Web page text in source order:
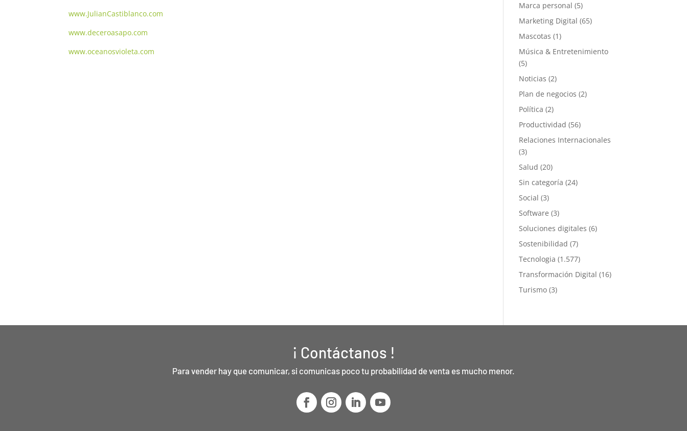
www.JulianCastiblanco.com
www.deceroasapo.com
www.oceanosvioleta.com
Marca personal (5)
Marketing Digital (65)
Mascotas (1)
Música & Entretenimiento
(5)
Noticias (2)
Plan de negocios (2)
Política (2)
Productividad (56)
Relaciones Internacionales
(3)
Salud (20)
Sin categoría (24)
Social (3)
Software (3)
Soluciones digitales (6)
Sostenibilidad (7)
Tecnologia (1.577)
Transformación Digital (16)
Turismo (3)
¡ Contáctanos !
Para vender hay que comunicar, si comunicas poco tu probabilidad de venta es mucho menor.